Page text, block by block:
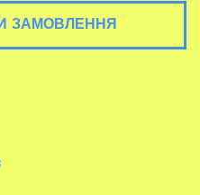
ЗАМОВЛЕННЯ